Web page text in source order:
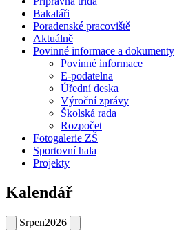
Bakaláři
Poradenské pracoviště
Aktuálně
Povinné informace a dokumenty
Povinné informace
E-podatelna
Úřední deska
Výroční zprávy
Školská rada
Rozpočet
Fotogalerie ZŠ
Sportovní hala
Projekty
Kalendář
Srpen2026